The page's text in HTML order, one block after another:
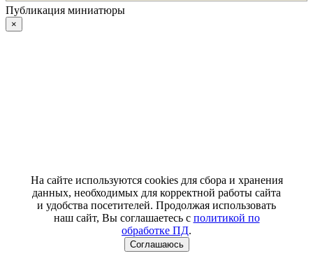
Публикация миниатюры
×
На сайте используются cookies для сбора и хранения
данных, необходимых для корректной работы сайта
и удобства посетителей. Продолжая использовать
наш сайт, Вы соглашаетесь с политикой по
обработке ПД.
Соглашаюсь